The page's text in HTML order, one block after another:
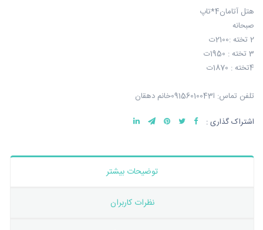
هتل آتامان4*تاپ
صبحانه
2 تخته :2100ت
3 تخته : 1950ت
4تخته : 1870ت
تلفن تماس: ا09156010043خانم دهقان
اشتراک گذاری :
توضیحات بیشتر
نظرات کاربران